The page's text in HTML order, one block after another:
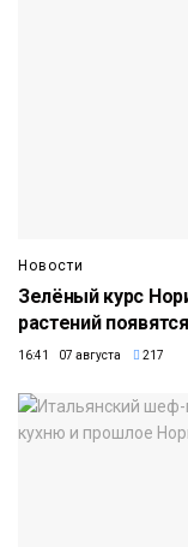
Новости
Зелёный курс
растений
16:41 07 августа 217